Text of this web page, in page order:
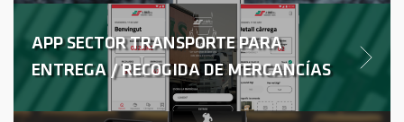
APP SECTOR TRANSPORTE PARA
ENTREGA / RECOGIDA DE MERCANCÍAS